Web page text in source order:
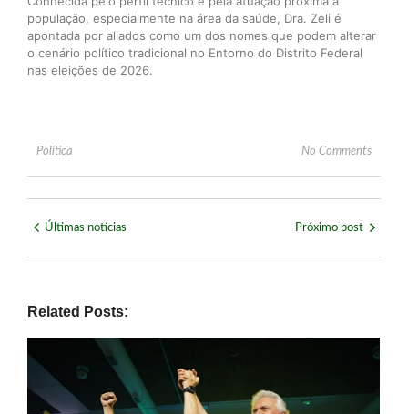
população, especialmente na área da saúde, Dra. Zeli é
apontada por aliados como um dos nomes que podem alterar
o cenário político tradicional no Entorno do Distrito Federal
nas eleições de 2026.
Política No Comments
Últimas notícias Próximo post
Related Posts: